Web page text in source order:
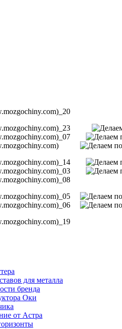
для металла
бренда
Оки
от Астра